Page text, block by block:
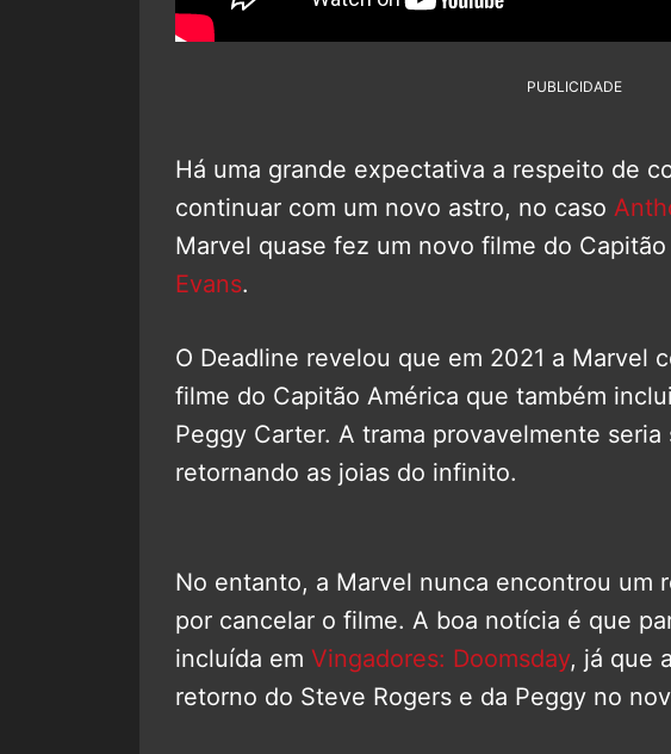
PUBLICIDADE
Há uma grande expectativa a respeito de
continuar com um novo astro, no caso
Marvel quase fez um novo filme do
Evans.
O Deadline revelou que em 2021 a Marvel
filme do Capitão América que também
Peggy Carter. A trama provavelmente seria
retornando as joias do infinito.
No entanto, a Marvel nunca encontrou um
por cancelar o filme. A boa notícia é que
incluída em Vingadores: Doomsday, já que
retorno do Steve Rogers e da Peggy no